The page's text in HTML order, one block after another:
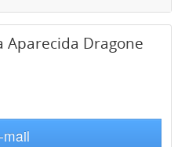
Aparecida Dragone
mail